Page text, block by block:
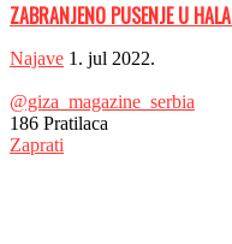
ZABRANJENO PUSENJE U
Najave 1. jul 2022.
@giza_magazine_serbia
186 Pratilaca
Zaprati